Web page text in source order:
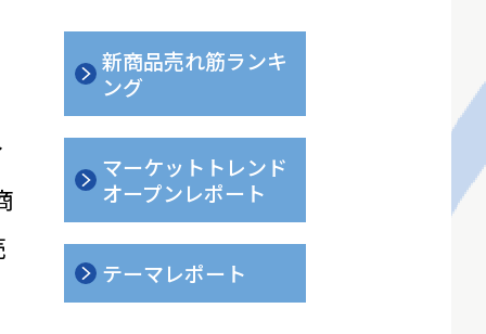
新商品売れ筋ランキ
ング
マーケットトレンド
オープンレポート
テーマレポート